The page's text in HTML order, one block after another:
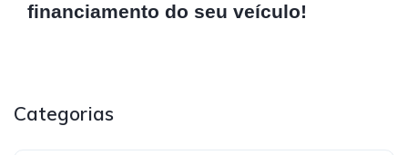
financiamento do seu veículo!
Categorias